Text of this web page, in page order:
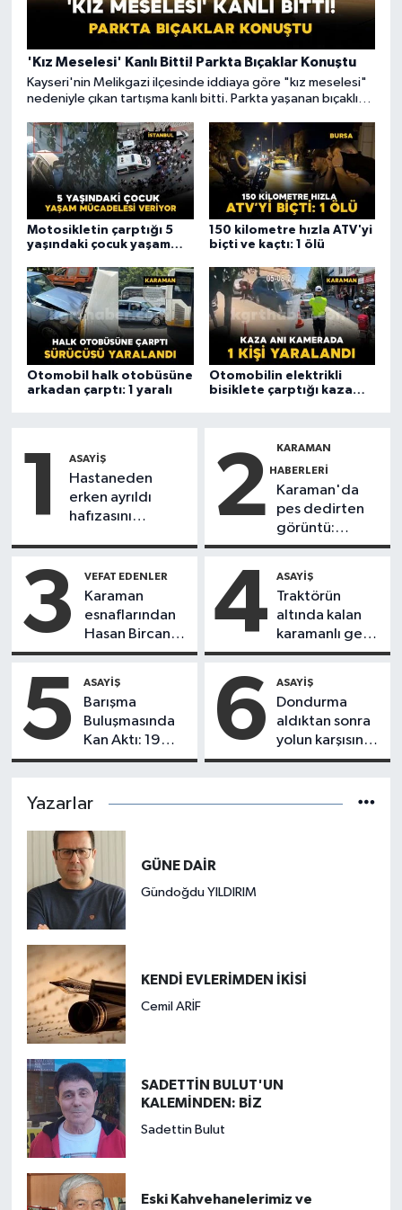
'Kız Meselesi' Kanlı Bitti! Parkta Bıçaklar Konuştu
Kayseri'nin Melikgazi ilçesinde iddiaya göre "kız meselesi"
nedeniyle çıkan tartışma kanlı bitti. Parkta yaşanan bıçaklı
şüphelinin yakalanması için çalışma başlatıldı.
Motosikletin çarptığı 5
yaşındaki çocuk yaşam
150 kilometre hızla ATV'yi
biçti ve kaçtı: 1 ölü
Otomobil halk otobüsüne
arkadan çarptı: 1 yaralı
Otomobilin elektrikli
bisiklete çarptığı kaza
1 ASAYIŞ
Hastaneden
erken ayrıldı
hafızasını
2 KARAMAN
HABERLERI
Karaman'da
pes dedirten
görüntü:
karpuzu
yediler,
artıklarını
kamelyada
bıraktılar
3 VEFAT EDENLER
Karaman
esnaflarından
Hasan Bircan
vefat etti
4 ASAYIŞ
Traktörün
altında kalan
karamanlı genç
ağır yaralandı
5 ASAYIŞ
Barışma
Buluşmasında
Kan Aktı: 19
Yaşındaki Genç
6 ASAYIŞ
Dondurma
aldıktan sonra
yolun karşısına
geçmeye
otomobil çarptı
Yazarlar
GÜNE DAİR
Gündoğdu YILDIRIM
KENDİ EVLERİMDEN İKİSİ
Cemil ARİF
SADETTİN BULUT'UN
KALEMİNDEN: BİZ
Sadettin Bulut
Eski Kahvehanelerimiz ve